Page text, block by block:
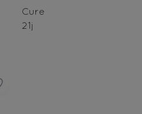
Cure
21j